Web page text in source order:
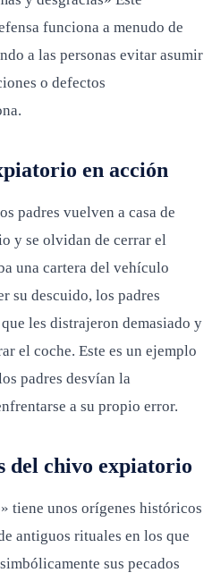
funciona a menudo de
a las personas evitar asumir
o defectos
en acción
padres vuelven a casa de
y se olvidan de cerrar el
una cartera del vehículo
su descuido, los padres
les distrajeron demasiado y
el coche. Este es un ejemplo
padres desvían la
a su propio error.
del chivo expiatorio
tiene unos orígenes históricos
antiguos rituales en los que
sus pecados